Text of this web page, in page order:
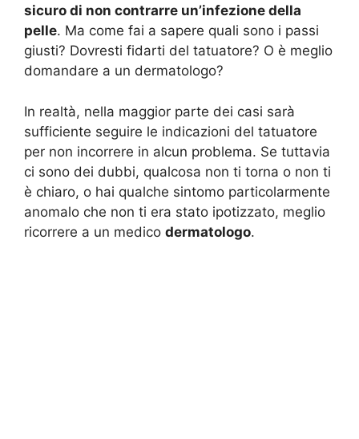
sicuro di non contrarre un’infezione della
pelle. Ma come fai a sapere quali sono i passi
giusti? Dovresti fidarti del tatuatore? O è meglio
domandare a un dermatologo?
In realtà, nella maggior parte dei casi sarà
sufficiente seguire le indicazioni del tatuatore
per non incorrere in alcun problema. Se tuttavia
ci sono dei dubbi, qualcosa non ti torna o non ti
è chiaro, o hai qualche sintomo particolarmente
anomalo che non ti era stato ipotizzato, meglio
ricorrere a un medico dermatologo.